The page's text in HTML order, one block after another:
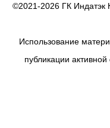
©2021-2026 ГК Индатэк
Использование
публикации